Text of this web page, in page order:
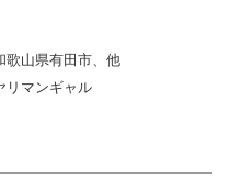
歌山県有田市、他
リマンギャル